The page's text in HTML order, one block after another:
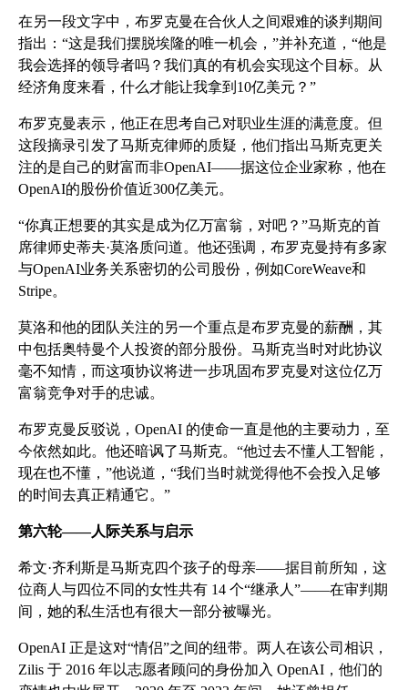
在另一段文字中，布罗克曼在合伙人之间艰难的谈判期间
指出：“这是我们摆脱埃隆的唯一机会，”并补充道，“他是
我会选择的领导者吗？我们真的有机会实现这个目标。从
经济角度来看，什么才能让我拿到10亿美元？”
布罗克曼表示，他正在思考自己对职业生涯的满意度。但
这段摘录引发了马斯克律师的质疑，他们指出马斯克更关
注的是自己的财富而非OpenAI——据这位企业家称，他在
OpenAI的股份价值近300亿美元。
“你真正想要的其实是成为亿万富翁，对吧？”马斯克的首
席律师史蒂夫·莫洛质问道。他还强调，布罗克曼持有多家
与OpenAI业务关系密切的公司股份，例如CoreWeave和
Stripe。
莫洛和他的团队关注的另一个重点是布罗克曼的薪酬，其
中包括奥特曼个人投资的部分股份。马斯克当时对此协议
毫不知情，而这项协议将进一步巩固布罗克曼对这位亿万
富翁竞争对手的忠诚。
布罗克曼反驳说，OpenAI 的使命一直是他的主要动力，至
今依然如此。他还暗讽了马斯克。“他过去不懂人工智能，
现在也不懂，”他说道，“我们当时就觉得他不会投入足够
的时间去真正精通它。”
第六轮——人际关系与启示
希文·齐利斯是马斯克四个孩子的母亲——据目前所知，这
位商人与四位不同的女性共有 14 个“继承人”——在审判期
间，她的私生活也有很大一部分被曝光。
OpenAI 正是这对“情侣”之间的纽带。两人在该公司相识，
Zilis 于 2016 年以志愿者顾问的身份加入 OpenAI，他们的